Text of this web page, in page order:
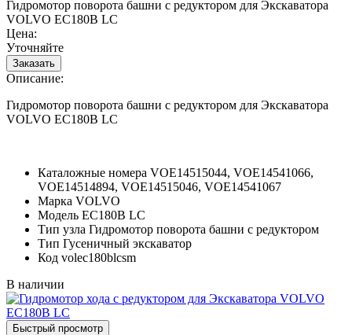
Гидромотор поворота башни с редуктором для Экскаватора
VOLVO EC180B LC
Цена:
Уточняйте
Описание:
Гидромотор поворота башни с редуктором для Экскаватора
VOLVO EC180B LC
Каталожные номера VOE14515044, VOE14541066,
VOE14514894, VOE14515046, VOE14541067
Марка VOLVO
Модель EC180B LC
Тип узла Гидромотор поворота башни с редуктором
Тип Гусеничный экскаватор
Код volec180blcsm
В наличии